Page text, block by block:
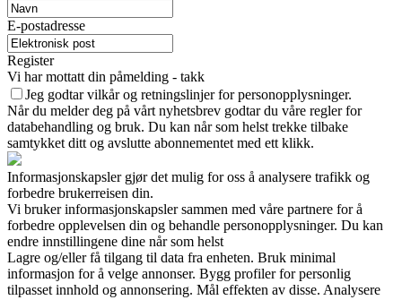
E-postadresse
Register
Vi har mottatt din påmelding - takk
Jeg godtar vilkår og retningslinjer for personopplysninger.
Når du melder deg på vårt nyhetsbrev godtar du våre regler for
databehandling og bruk. Du kan når som helst trekke tilbake
samtykket ditt og avslutte abonnementet med ett klikk.
Informasjonskapsler gjør det mulig for oss å analysere trafikk og
forbedre brukerreisen din.
Vi bruker informasjonskapsler sammen med våre partnere for å
forbedre opplevelsen din og behandle personopplysninger. Du kan
endre innstillingene dine når som helst
Lagre og/eller få tilgang til data fra enheten. Bruk minimal
informasjon for å velge annonser. Bygg profiler for personlig
tilpasset innhold og annonsering. Mål effekten av disse. Analysere